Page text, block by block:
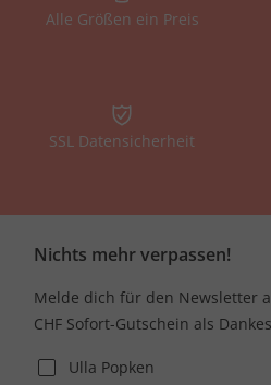
Alle Größen ein Preis
SSL Datensicherheit
Nichts mehr verpassen!
Melde dich für den Newsletter
CHF Sofort-Gutschein als
Ulla Popken